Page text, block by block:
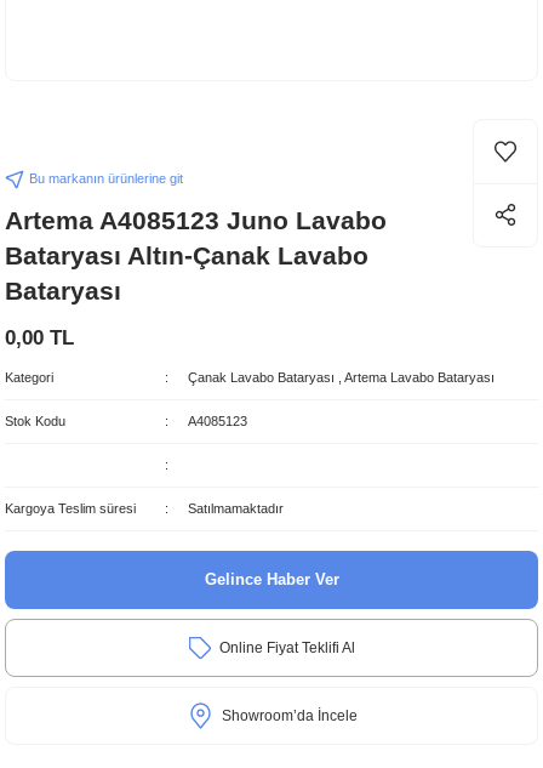
Bu markanın ürünlerine git
Artema A4085123 Juno Lavabo
Bataryası Altın-Çanak Lavabo
Bataryası
0,00 TL
Kategori Çanak Lavabo Bataryası Artema Lavabo Bataryası
Stok Kodu A4085123
Kargoya Teslim süresi Satılmamaktadır
Gelince Haber Ver
Online Fiyat Teklifi Al
Showroom’da İncele